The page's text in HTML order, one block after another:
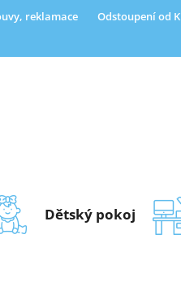
reklamace Odstoupení od
Dětský pokoj